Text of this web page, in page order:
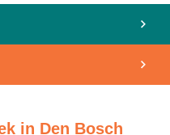
in Den Bosch